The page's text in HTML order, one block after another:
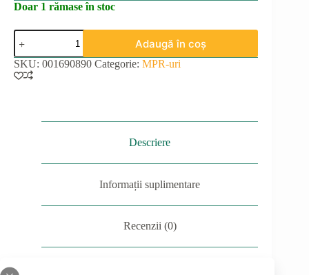
Doar 1 rămase în stoc
Cantitate
Separator
MPR
orizontal
ETI
Adaugă în coș
SKU: 001690890 Categorie: MPR-uri
Descriere
Informații suplimentare
Recenzii (0)